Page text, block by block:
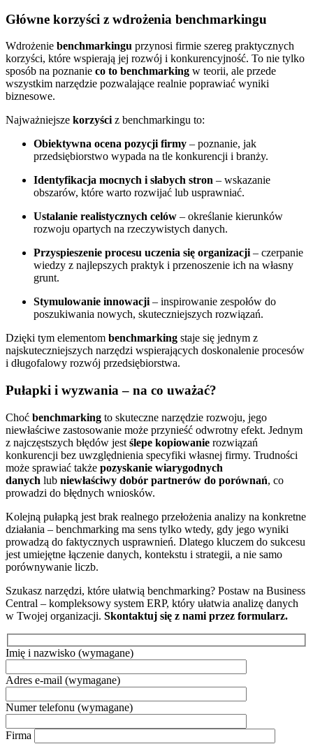
Główne korzyści z wdrożenia benchmarkingu
Wdrożenie benchmarkingu przynosi firmie szereg praktycznych
korzyści, które wspierają jej rozwój i konkurencyjność. To nie tylko
sposób na poznanie co to benchmarking w teorii, ale przede
wszystkim narzędzie pozwalające realnie poprawiać wyniki
biznesowe.
Najważniejsze korzyściz benchmarkingu to:
Obiektywna ocena pozycji firmy – poznanie, jak
przedsiębiorstwo wypada na tle konkurencji i branży.
Identyfikacja mocnych i słabych stron – wskazanie
obszarów, które warto rozwijać lub usprawniać.
Ustalanie realistycznych celów – określanie kierunków
rozwoju opartych na rzeczywistych danych.
Przyspieszenie procesu uczenia się organizacji– czerpanie
wiedzy z najlepszych praktyk i przenoszenie ich na własny
grunt.
Stymulowanie innowacji– inspirowanie zespołów do
poszukiwania nowych, skuteczniejszych rozwiązań.
Dzięki tym elementom benchmarking staje się jednym z
najskuteczniejszych narzędzi wspierających doskonalenie procesów
i długofalowy rozwój przedsiębiorstwa.
Pułapki i wyzwania – na co uważać?
Choć benchmarking to skuteczne narzędzie rozwoju, jego
niewłaściwe zastosowanie może przynieść odwrotny efekt. Jednym
z najczęstszych błędów jest ślepe kopiowanie rozwiązań
konkurencji bez uwzględnienia specyfiki własnej firmy. Trudności
może sprawiać także pozyskanie wiarygodnych
danych lub niewłaściwy dobór partnerów do porównań, co
prowadzi do błędnych wniosków.
Kolejną pułapką jest brak realnego przełożenia analizy na konkretne
działania – benchmarking ma sens tylko wtedy, gdy jego wyniki
prowadzą do faktycznych usprawnień. Dlatego kluczem do sukcesu
jest umiejętne łączenie danych, kontekstu i strategii, a nie samo
porównywanie liczb.
Szukasz narzędzi, które ułatwią benchmarking? Postaw na Business
Central – kompleksowy system ERP, który ułatwia analizę danych
w Twojej organizacji. Skontaktuj się z nami przez formularz.
Imię i nazwisko (wymagane)
Adres e-mail (wymagane)
Numer telefonu (wymagane)
Firma